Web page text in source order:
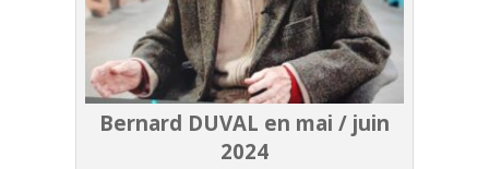
Bernard DUVAL en mai / juin
2024